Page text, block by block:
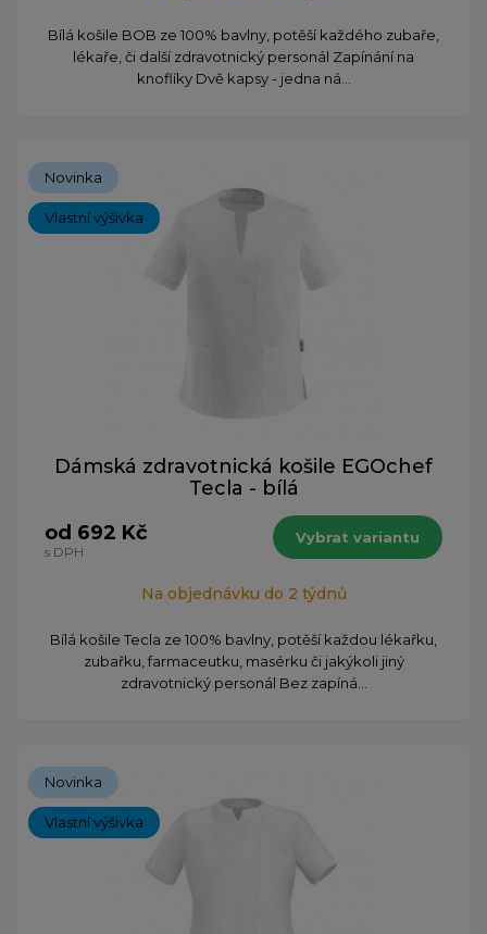
Bílá košile BOB ze 100% bavlny, potěší každého zubaře,
lékaře, či další zdravotnický personál Zapínání na
knoflíky Dvě kapsy - jedna ná...
Novinka
Vlastní výšivka
Dámská zdravotnická košile EGOchef
Tecla - bílá
od 692 Kč
s DPH
Vybrat variantu
Na objednávku do 2 týdnů
Bílá košile Tecla ze 100% bavlny, potěší každou lékařku,
zubařku, farmaceutku, masérku či jakýkoli jiný
zdravotnický personál Bez zapíná...
Novinka
Vlastní výšivka